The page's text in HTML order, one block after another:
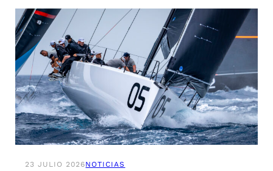
23 JULIO 2026NOTICIAS